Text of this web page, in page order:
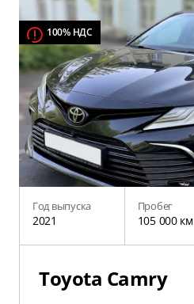
100% НДС
Год выпуска
2021
Пробег
105 000 км
Toyota Camry